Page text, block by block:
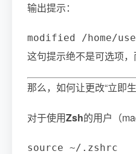
输出提示：
modified /home/
这句提示绝不是可选项
那么，如何让更改“立即
对于使用Zsh的用户（
source ~/.zshrc